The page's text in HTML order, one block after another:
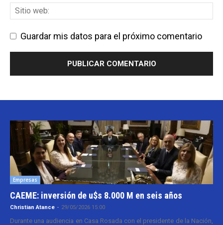
Guardar mis datos para el próximo comentario
Empresas
CAEME: inversión de u$s 8.000 M en seis años
Christian Atance - 29/05/2026 15:00
Durante una audiencia en Casa Rosada con el presidente de la Nación,